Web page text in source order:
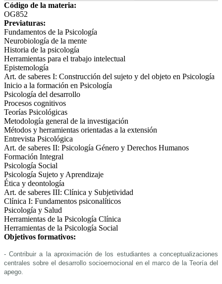
Código de la materia:
OG852
Previaturas:
Fundamentos de la Psicología
Neurobiología de la mente
Historia de la psicología
Herramientas para el trabajo intelectual
Epistemología
Art. de saberes I: Construcción del sujeto y del objeto en Psicología
Inicio a la formación en Psicología
Psicología del desarrollo
Procesos cognitivos
Teorías Psicológicas
Metodología general de la investigación
Métodos y herramientas orientadas a la extensión
Entrevista Psicológica
Art. de saberes II: Psicología Género y Derechos Humanos
Formación Integral
Psicología Social
Psicología Sujeto y Aprendizaje
Ética y deontología
Art. de saberes III: Clínica y Subjetividad
Clínica I: Fundamentos psiconalíticos
Psicología y Salud
Herramientas de la Psicología Clínica
Herramientas de la Psicología Social
Objetivos formativos:
- Contribuir a la aproximación de los estudiantes a conceptualizaciones
centrales sobre el desarrollo socioemocional en el marco de la Teoría del
apego.